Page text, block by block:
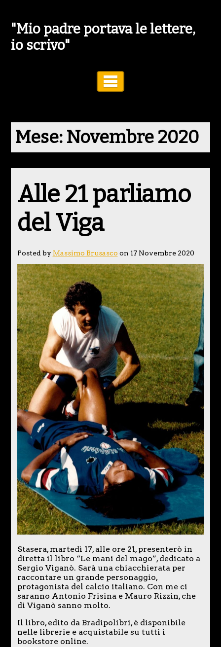
"Mio padre portava le lettere,
io scrivo"
Mese: Novembre 2020
Alle 21 parliamo
del Viga
Posted by Massimo Brusasco on 17 Novembre 2020
Stasera, martedì 17, alle ore 21, presenterò in
diretta il libro “Le mani del mago”, dedicato a
Sergio Viganò. Sarà una chiacchierata per
raccontare un grande personaggio,
protagonista del calcio italiano. Con me ci
saranno Antonio Frisina e Mauro Rizzin, che
di Viganò sanno molto.
Il libro, edito da Bradipolibri, è disponibile
nelle librerie e acquistabile su tutti i
bookstore online.